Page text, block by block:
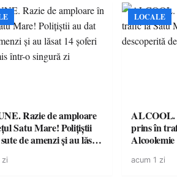
Razie de amploare
Satu Mare! Polițiștii
de amenzi și au lăsat
zi
LOCALE
ALCOOL.
prins în
acum 1 zi